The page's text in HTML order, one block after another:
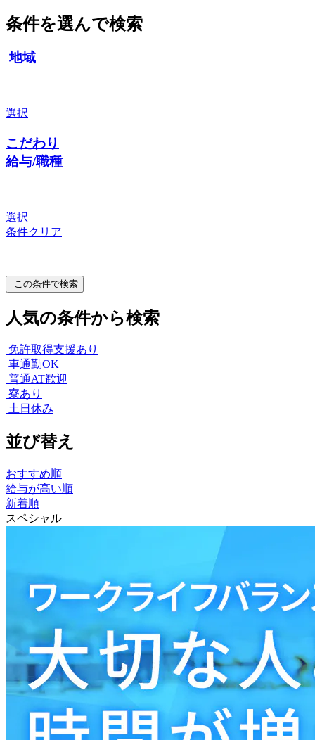
条件を選んで検索
地域
選択
こだわり
給与/職種
選択
条件クリア
この条件で検索
人気の条件から検索
免許取得支援あり
車通勤OK
普通AT歓迎
寮あり
土日休み
並び替え
おすすめ順
給与が高い順
新着順
スペシャル